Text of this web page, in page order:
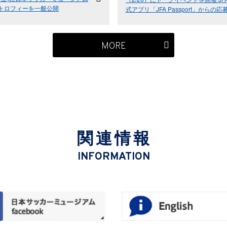
ロフィーを一般公開
式アプリ「JFA Passport」からの応
MORE
関連情報
INFORMATION